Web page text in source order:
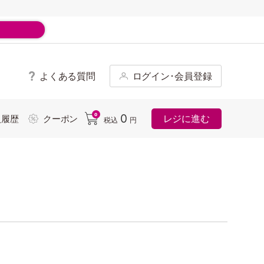
よくある質問 ログイン･会員登録
歴 クーポン 0
税込 0 円 レジに進む